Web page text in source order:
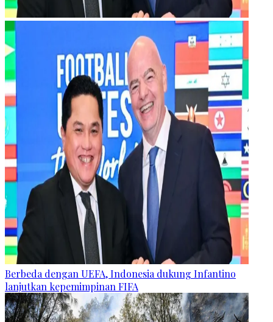
Berbeda dengan UEFA, Indonesia dukung Infantino
lanjutkan kepemimpinan FIFA